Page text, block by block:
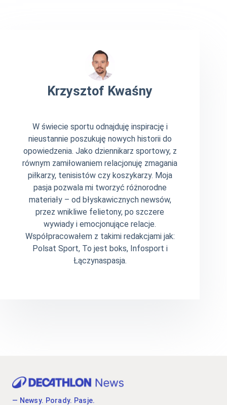
Krzysztof Kwaśny
W świecie sportu odnajduję inspirację i
nieustannie poszukuję nowych historii do
opowiedzenia. Jako dziennikarz sportowy, z
równym zamiłowaniem relacjonuję zmagania
piłkarzy, tenisistów czy koszykarzy. Moja
pasja pozwala mi tworzyć różnorodne
materiały – od błyskawicznych newsów,
przez wnikliwe felietony, po szczere
wywiady i emocjonujące relacje.
Współpracowałem z takimi redakcjami jak:
Polsat Sport, To jest boks, Infosport i
Łączynaspasja.
— Newsy. Porady. Pasje.